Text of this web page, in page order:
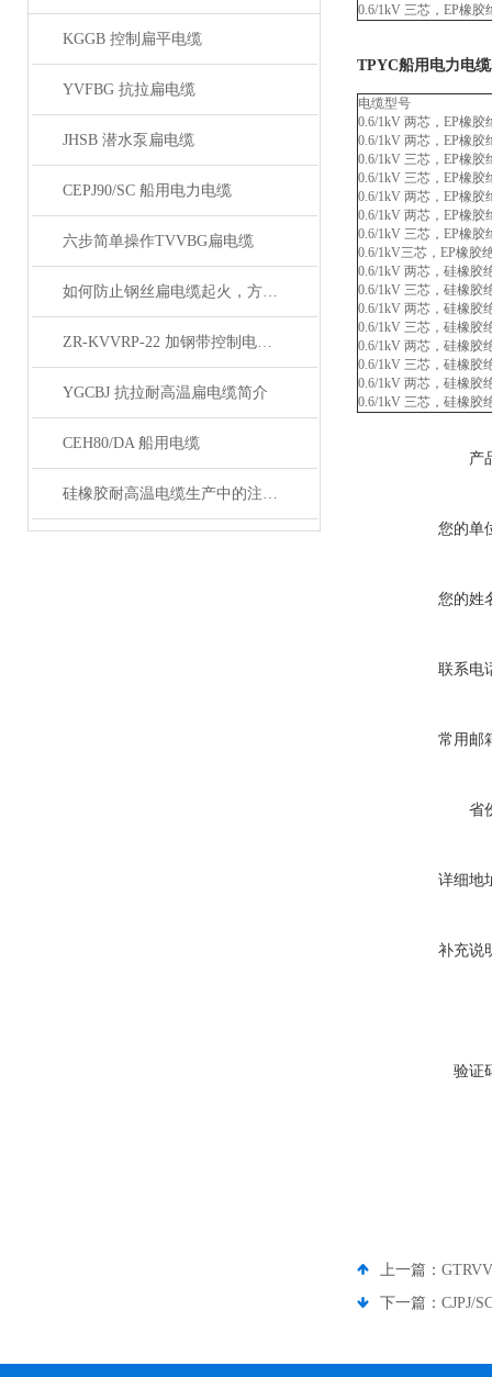
KGGB 控制扁平电缆
YVFBG 抗拉扁电缆
JHSB 潜水泵扁电缆
CEPJ90/SC 船用电力电缆
六步简单操作TVVBG扁电缆
如何防止钢丝扁电缆起火，方法有哪些？
ZR-KVVRP-22 加钢带控制电缆简介
YGCBJ 抗拉耐高温扁电缆简介
CEH80/DA 船用电缆
硅橡胶耐高温电缆生产中的注意事项
0.6/1kV 三芯，EP橡
TPYC船用电力电
电缆型号
0.6/1kV 两芯，EP橡
0.6/1kV 两芯，EP橡
0.6/1kV 三芯，EP橡
0.6/1kV 三芯，EP橡
0.6/1kV 两芯，EP橡
0.6/1kV 两芯，EP橡
0.6/1kV 三芯，EP橡
0.6/1kV三芯，EP橡胶
0.6/1kV 两芯，硅橡胶
0.6/1kV 三芯，硅橡胶
0.6/1kV 两芯，硅橡胶
0.6/1kV 三芯，硅橡胶
0.6/1kV 两芯，硅橡胶
0.6/1kV 三芯，硅橡胶
0.6/1kV 两芯，硅橡胶
0.6/1kV 三芯，硅橡胶
产
您的单
您的姓
联系电
常用邮
省
详细地
补充说
验证
上一篇：
下一篇： CJPJ/